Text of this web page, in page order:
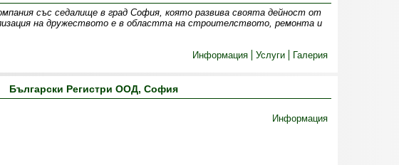
със седалище в град София, която развива своята дейност от
на дружеството е в областта на строителството, ремонта и
Информация
Услуги Галерия
Български Регистри ООД, София
Информация